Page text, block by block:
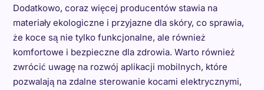
Dodatkowo, coraz więcej producentów stawia na
materiały ekologiczne i przyjazne dla skóry, co sprawia,
że koce są nie tylko funkcjonalne, ale również
komfortowe i bezpieczne dla zdrowia. Warto również
zwrócić uwagę na rozwój aplikacji mobilnych, które
pozwalają na zdalne sterowanie kocami elektrycznymi,